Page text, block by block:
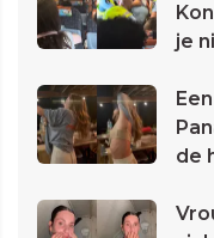
je
de